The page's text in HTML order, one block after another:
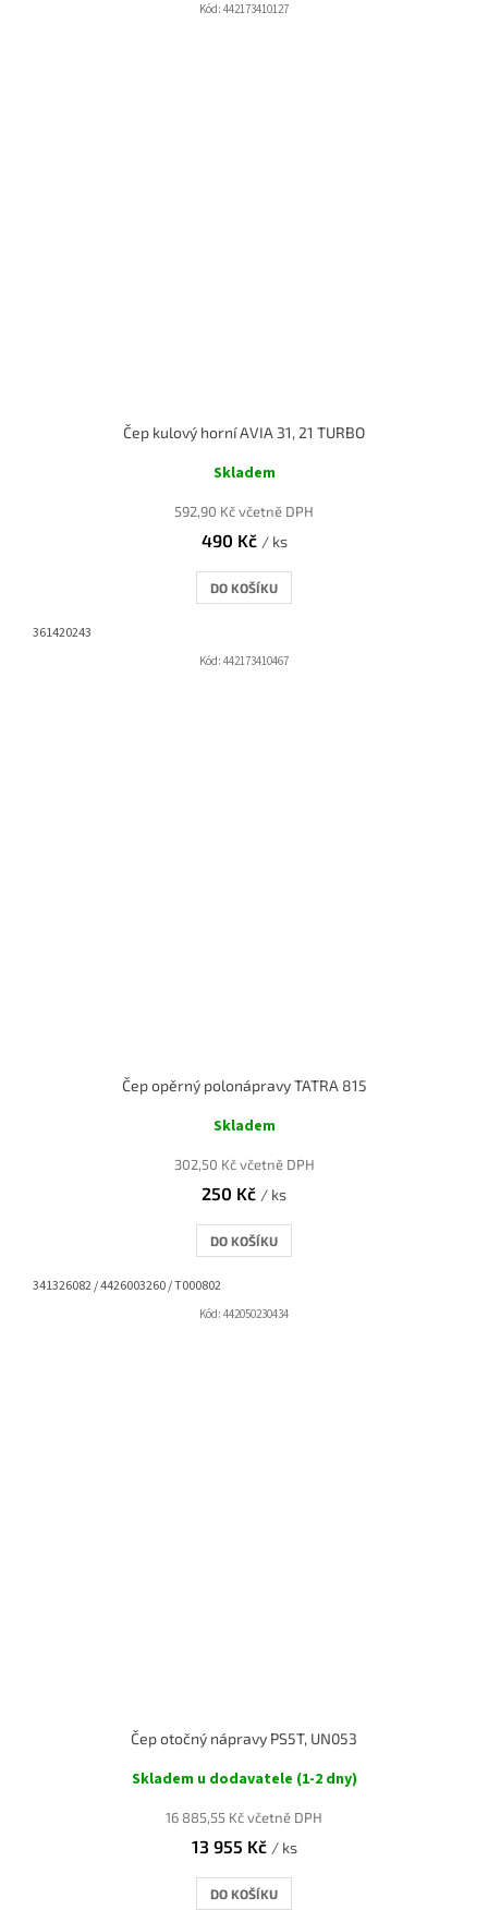
Kód: 442173410127
Čep kulový horní AVIA 31, 21 TURBO
Skladem
592,90 Kč včetně DPH
490 Kč / ks
DO KOŠÍKU
361420243
Kód: 442173410467
Čep opěrný polonápravy TATRA 815
Skladem
302,50 Kč včetně DPH
250 Kč / ks
DO KOŠÍKU
341326082 / 4426003260 / T000802
Kód: 442050230434
Čep otočný nápravy PS5T, UN053
Skladem u dodavatele (1-2 dny)
16 885,55 Kč včetně DPH
13 955 Kč / ks
DO KOŠÍKU